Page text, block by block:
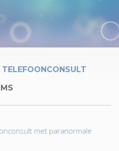
TELEFOONCONSULT
met paranormale